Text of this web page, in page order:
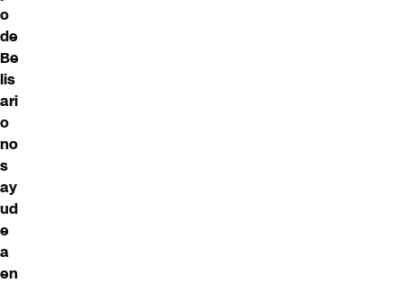
o
de
Be
lis
ari
o
no
s
ay
ud
e
a
en